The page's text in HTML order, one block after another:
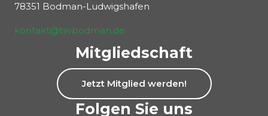
78351 Bodman-Ludwigshafen
kontakt@tsvbodman.de
Mitgliedschaft
Jetzt Mitglied werden!
Folgen Sie uns